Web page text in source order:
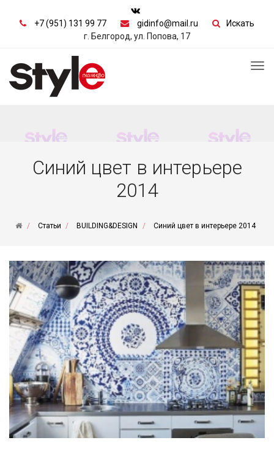
+7 (951) 131 99 77 gidinfo@mail.ru
Искать
г. Белгород, ул. Попова, 17
Синий цвет в интерьере
2014
Статьи BUILDING&DESIGN Синий цвет в интерьере 2014